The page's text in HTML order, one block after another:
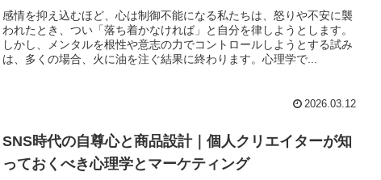
感情を抑え込むほど、心は制御不能になる私たちは、怒りや不安に襲
われたとき、つい「落ち着かなければ」と自分を律しようとします。
しかし、メンタルを根性や意志の力でコントロールしようとする試み
は、多くの場合、火に油を注ぐ結果に終わります。心理学で...
2026.03.12
SNS時代の自尊心と商品設計｜個人クリエイターが知
っておくべき心理学とマーケティング